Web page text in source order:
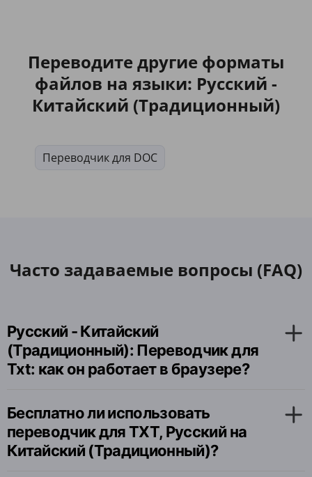
Переводите другие форматы
файлов на языки: Русский -
Китайский (Традиционный)
Переводчик для DOC
Часто задаваемые вопросы (FAQ)
Русский - Китайский
(Традиционный): Переводчик для
Txt: как он работает в браузере?
Бесплатно ли использовать
переводчик для TXT, Русский на
Китайский (Традиционный)?